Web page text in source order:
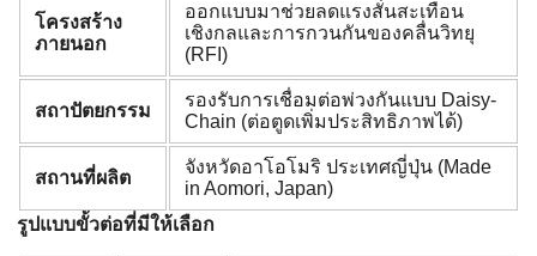
โครงสร้าง
ภายนอก
ออกแบบมาช่วยลดแรงสั่นสะเทือน
เชิงกลและการกวนกันของคลื่นวิทยุ
(RFI)
สถาปัตยกรรม
รองรับการเชื่อมต่อพ่วงกันแบบ Daisy-
Chain (ต่อตูดเพิ่มประสิทธิภาพได้)
สถานที่ผลิต
จังหวัดอาโอโมริ ประเทศญี่ปุ่น (Made
in Aomori, Japan)
รูปแบบขั้วต่อที่มีให้เลือก